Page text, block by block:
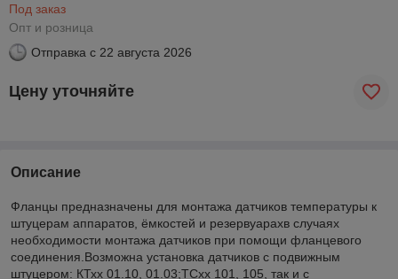
Под заказ
Опт и розница
Отправка с 22 августа 2026
Цену уточняйте
Описание
Фланцы предназначены для монтажа датчиков температуры к
штуцерам аппаратов, ёмкостей и резервуарахв случаях
необходимости монтажа датчиков при помощи фланцевого
соединения.Возможна установка датчиков с подвижным
штуцером: КТхх 01.10, 01.03;ТСхх 101, 105, так и с